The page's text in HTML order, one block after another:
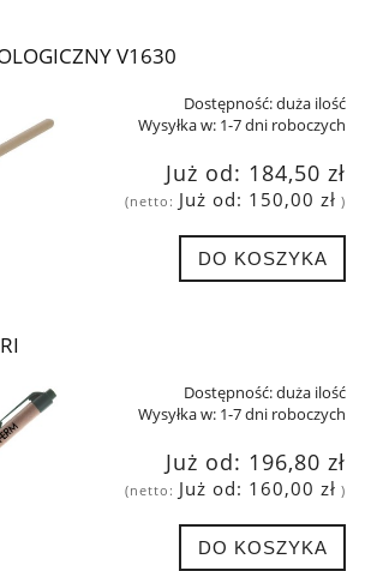
V1630
Dostępność:duża ilość
Wysyłka w: 1-7 dni roboczych
Już od: 184,50 zł
(netto: Już od: 150,00 zł )
DO KOSZYKA
Dostępność:duża ilość
Wysyłka w: 1-7 dni roboczych
Już od: 196,80 zł
(netto: Już od: 160,00 zł )
DO KOSZYKA